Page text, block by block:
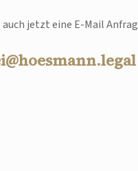
auch jetzt eine E-Mail